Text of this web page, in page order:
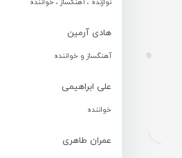
نوازنده ، آهنگساز ، خواننده
هادی آرمین
آهنگساز و خواننده
علی ابراهیمی
خواننده
عمران طاهری